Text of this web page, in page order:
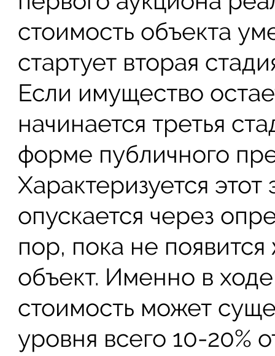
стоимость объекта
стартует вторая
Если имущество
начинается третья
форме публичного
Характеризуется
опускается через
пор, пока не
объект. Именно в
стоимость может
уровня всего 10-20%